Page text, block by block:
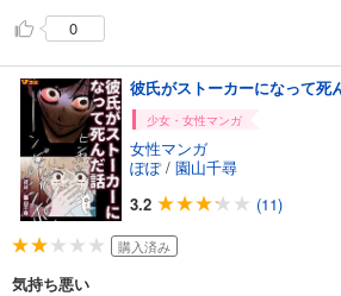
0
彼氏がストーカーになって死
少女・女性マンガ
女性マンガ
ぽぽ/ 園山千尋
3.2
(11)
購入済み
気持ち悪い